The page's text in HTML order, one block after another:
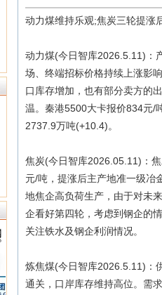
动力煤维持乐观;焦炭三轮提涨
动力煤(今日智库2026.5.11)：
场、终端招标价格持续上涨影
口库存增加，也有部分卖方的
温。秦港5500大卡报价834元/
2737.9万吨(+10.4)。
焦炭(今日智库2026.05.11)：
元/吨，提涨后主产地准一级冶
地焦企高负荷生产，由于对未
企看好第四轮，考虑到钢企的
关注铁水及钢企利润情况。
炼焦煤(今日智库2026.5.11)：
通关，口岸库存维持高位。需